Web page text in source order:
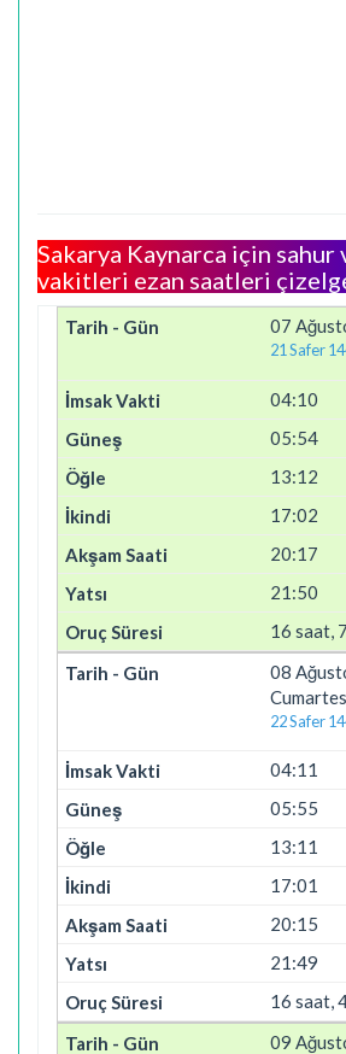
Sakarya Kaynarca için
vakitleri ezan saatleri
07
21 Safer
04:10
05:54
13:12
17:02
20:17
21:50
16 saat,
08
22 Safer
04:11
05:55
13:11
17:01
20:15
21:49
16 saat,
09